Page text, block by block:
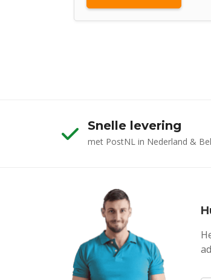
Snelle levering
met PostNL in Nederland &